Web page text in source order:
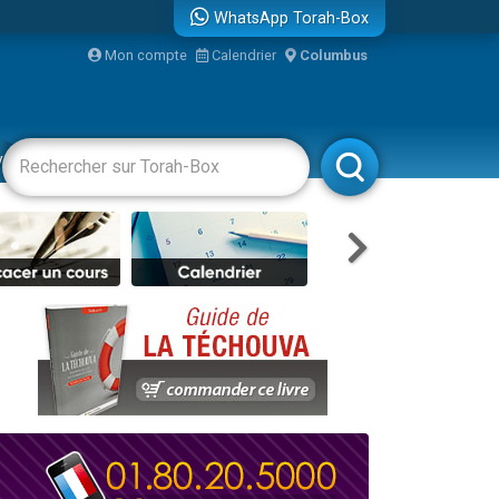
WhatsApp Torah-Box
Mon compte Calendrier Columbus
Livres Rabbanim